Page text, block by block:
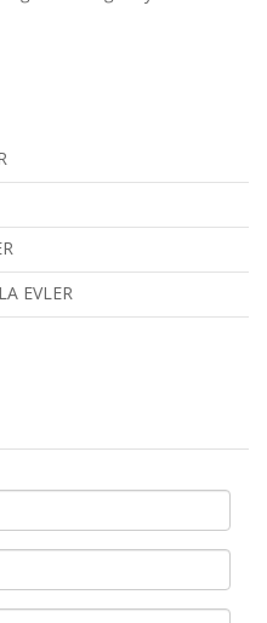
EVLER